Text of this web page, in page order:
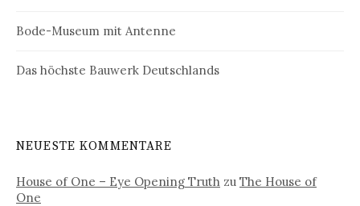
Bode-Museum mit Antenne
Das höchste Bauwerk Deutschlands
NEUESTE KOMMENTARE
House of One – Eye Opening Truth zu The House of
One